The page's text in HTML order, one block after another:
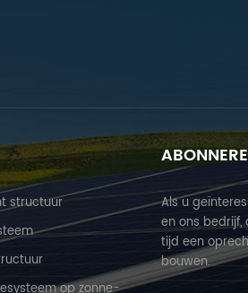
structuur
op zonne-
Als u
en ons
tijd een
bouwen.